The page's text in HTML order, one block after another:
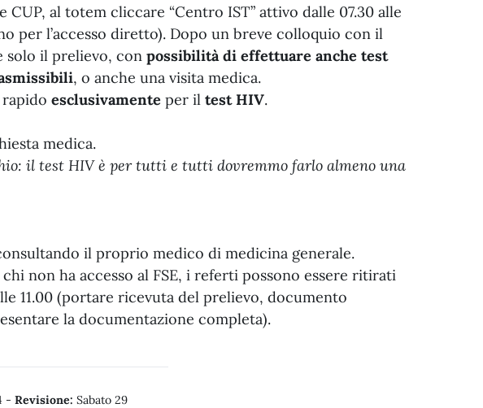
CUP, al totem cliccare “Centro IST” attivo dalle 07.30 alle
per l’accesso diretto). Dopo un breve colloquio con il
solo il prelievo, con possibilità di effettuare anche test
, o anche una visita medica.
esclusivamente per il test HIV.
medica.
il test HIV è per tutti e tutti dovremmo farlo almeno una
il proprio medico di medicina generale.
non ha accesso al FSE, i referti possono essere ritirati
11.00 (portare ricevuta del prelievo, documento
la documentazione completa).
- Revisione: Sabato 29